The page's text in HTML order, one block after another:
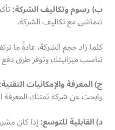
ب) رسوم وتكاليف الشركة:
تتماشى مع تكاليف الشركة.
كلما زاد حجم الشركة، عادةً ما
تناسب ميزانيتك وتوفر طرق دفع
ج) المعرفة والإمكانيات التقنية:
وابحث عن شركة تمتلك المعرفة
د) القابلية للتوسع:إذا كان